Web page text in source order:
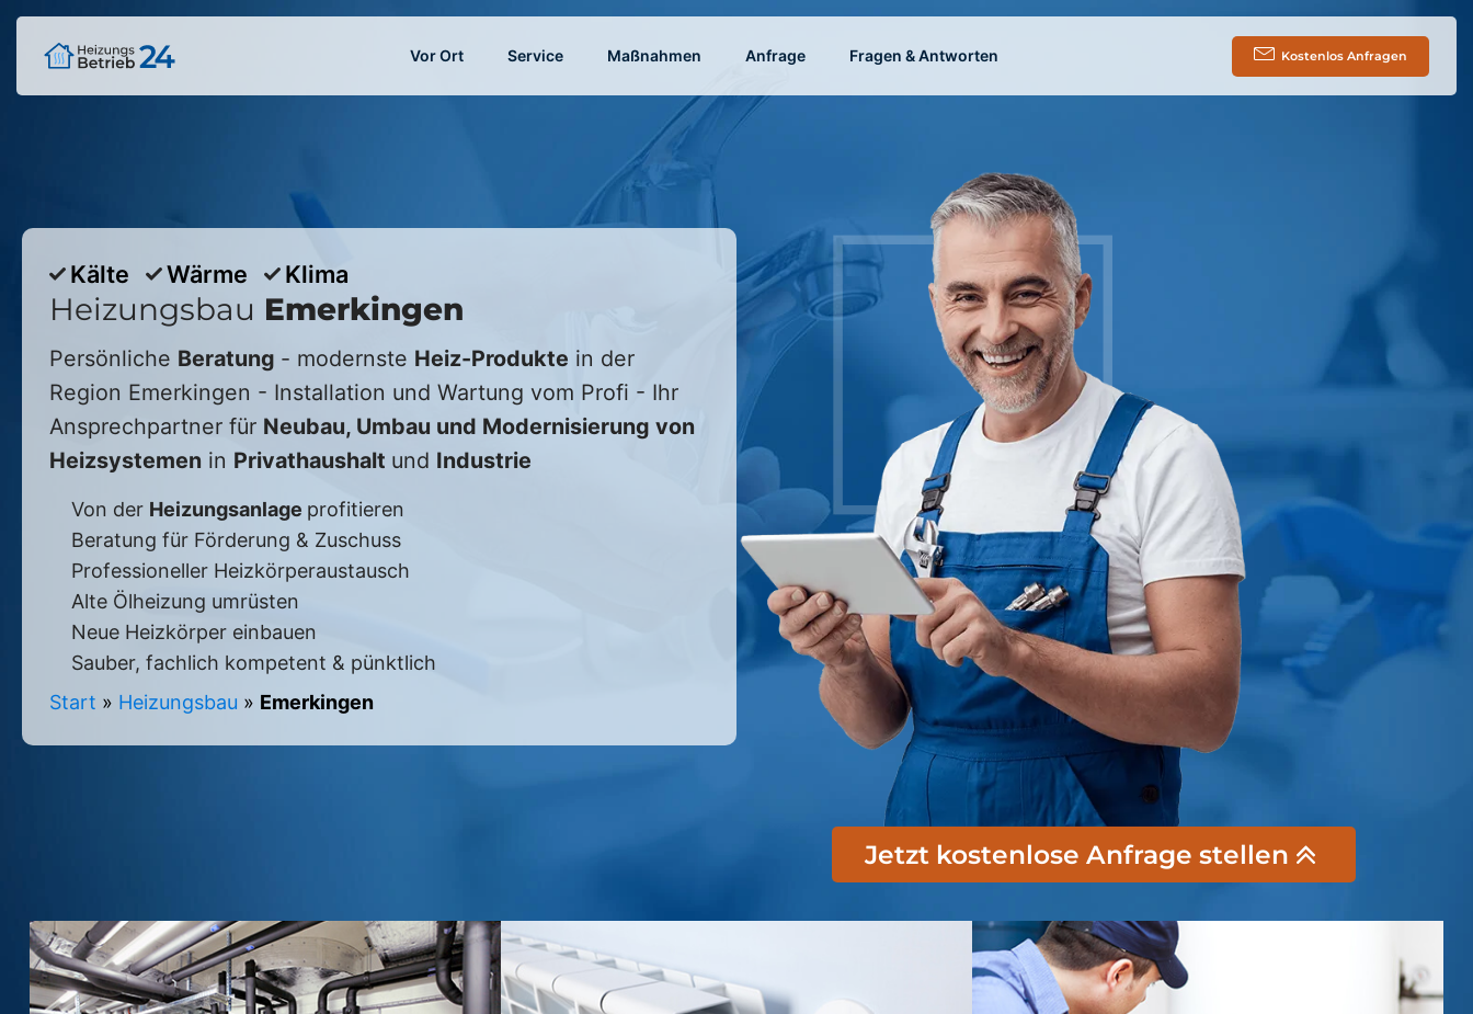
Vor Ort Service Maßnahmen Anfrage Fragen & Antworten Kostenlos Anfragen
Kälte Wärme Klima
Heizungsbau Emerkingen
Persönliche Beratung - modernste Heiz-Produkte in der
Region Emerkingen - Installation und Wartung vom Profi - Ihr
Ansprechpartner für Neubau, Umbau und Modernisierung von
Heizsystemen in Privathaushalt und Industrie
Von der Heizungsanlage profitieren
Beratung für Förderung & Zuschuss
Professioneller Heizkörperaustausch
Alte Ölheizung umrüsten
Neue Heizkörper einbauen
Sauber, fachlich kompetent & pünktlich
Start » Heizungsbau » Emerkingen
Jetzt kostenlose Anfrage stellen